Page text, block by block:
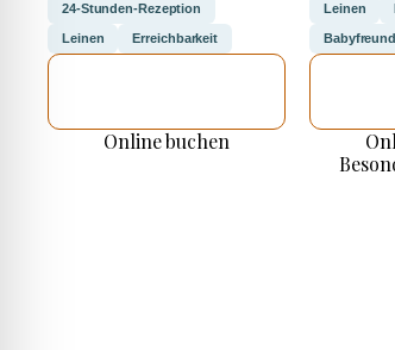
24-Stunden-Rezeption
Leinen Erreichbarkeit
Online buchen
Leinen